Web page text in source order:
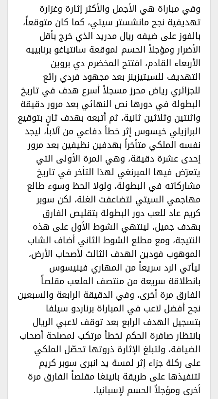
وفي مباراة هي الأجمل والأكثر إثارة وغزارة
تهديفية نجح مانشستر سيتي، كما كان متوقعاً،
بالفوز على ضيفه ريال مدريد الذي خرج بأقل
الأضرار ومؤجلاً الحسم لموقعة سانتياغو برنابييه
الأربعاء القادم، افتتح المخضرم دي بروين
التهديف للسيتيزينز بعد مجهود فردي رائع
للجزائري رياض محرز مسجلاً أسرع هدف في تاريخ
البطولة في دورها نص النهائي بعد مرور دقيقة
واثنتين وثلاثين ثانية، ثم أتبعه بهدف ثانٍ بتوقيع
البرازيلي خيسوس إثر خطأ دفاعي من آلابا، ليجد
نفسه الملكي متأخراً بهدفين نظيفين بعد مرور
إحدى عشرة دقيقة، وهي المرة الأولى التي
يتعرّض فيها الميرنغي لهذا التأخر في تاريخ
مشاركاته في البطولة، ولولا الحظ وسوء طالع
مهاجمي السيتي لتضاعفت الغلة، لكن سوبر
كريم عاد للعب دور البطولة بتقليص الفارق
بهدف جميل، لينتهي الشوط الأول على هذه
النتيجة، ومع مطلع الشوط الثاني أضاف الشاب
الموهوب فودين الهدف الثالث لأصحاب الأرض،
ليأتي الرد سريعاً من المهاري فينيسوس
بانطلاقة سريعة من منتصف الملعب مقلصاً
الفارق مرة أخرى، وفي الدقيقة الرابعة والسبعين
نجح أفضل لاعب في المباراة برناردو سيلفا
بتسجيل الهدف الرابع بعد توقف لاعبي الريال
بانتظار صافرة الحكم لخطأ مرتكب لمصلحة أصحاب
الضيافة، ولتبلغ الإثارة ذروتها تحصّل الملكي
على ركلة جزاء إثر لمسة يد انبرى سوبر كريم
لتنفيذها على طريقة بانينغا مقلصاً الفارق مرة
أخرى ومؤجلاً الحسم لإسبانيا.‏